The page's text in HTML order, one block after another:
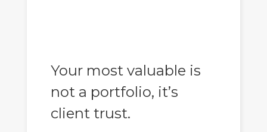
Your most valuable is
not a portfolio, it’s
client trust.